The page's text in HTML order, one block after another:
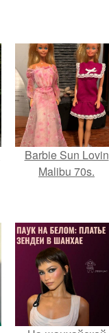
Barbie Sun Lovin
Malibu 70s.